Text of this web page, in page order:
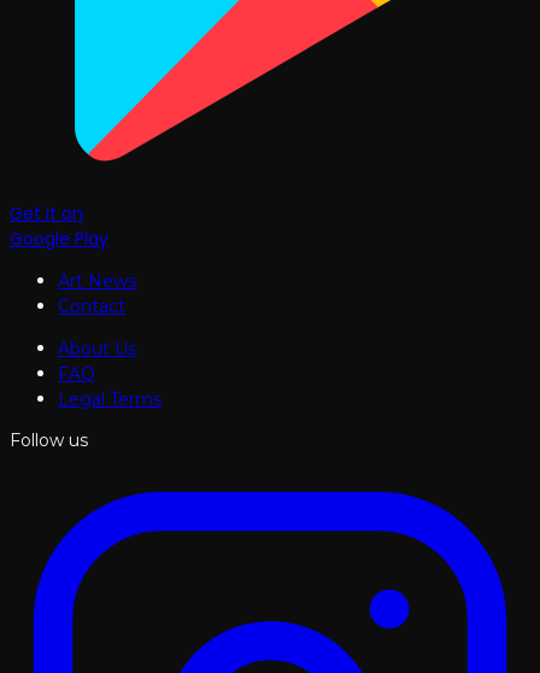
Get it on
Google Play
Art News
Contact
About Us
FAQ
Legal Terms
Follow us